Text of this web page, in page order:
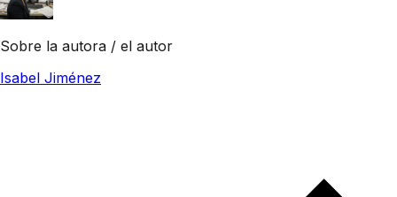
Sobre la autora / el autor
Isabel Jiménez